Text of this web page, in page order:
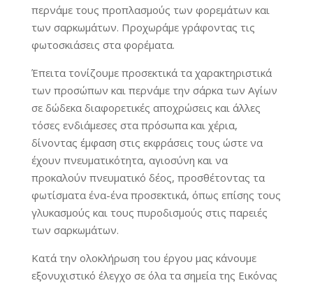
περνάμε τους προπλασμούς των φορεμάτων και
των σαρκωμάτων. Προχωράμε γράφοντας τις
φωτοσκιάσεις στα φορέματα.
Έπειτα τονίζουμε προσεκτικά τα χαρακτηριστικά
των προσώπων και περνάμε την σάρκα των Αγίων
σε δώδεκα διαφορετικές αποχρώσεις και άλλες
τόσες ενδιάμεσες στα πρόσωπα και χέρια,
δίνοντας έμφαση στις εκφράσεις τους ώστε να
έχουν πνευματικότητα, αγιοσύνη και να
προκαλούν πνευματικό δέος, προσθέτοντας τα
φωτίσματα ένα-ένα προσεκτικά, όπως επίσης τους
γλυκασμούς και τους πυροδισμούς στις παρειές
των σαρκωμάτων.
Κατά την ολοκλήρωση του έργου μας κάνουμε
εξονυχιστικό έλεγχο σε όλα τα σημεία της Εικόνας